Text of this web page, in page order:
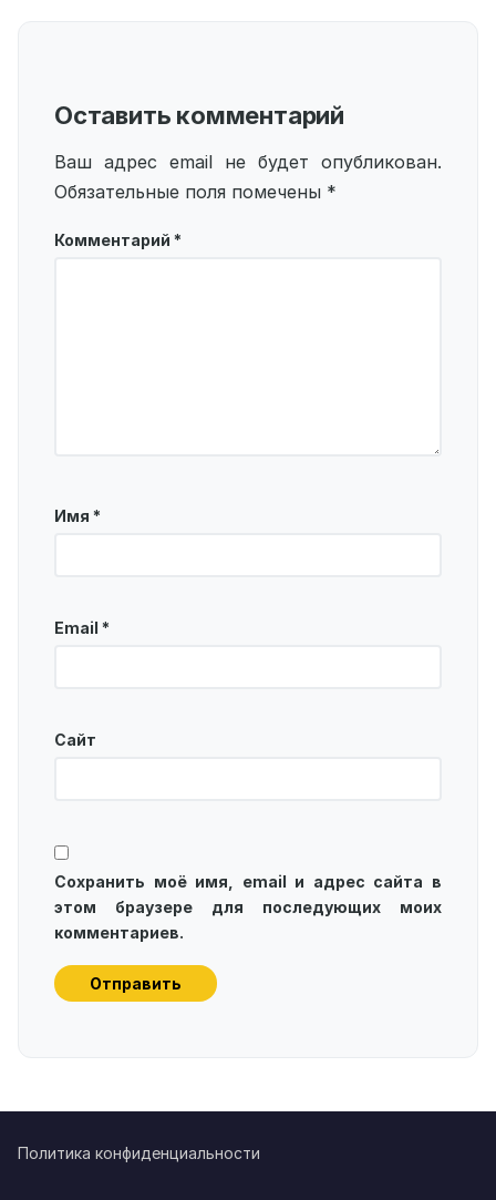
Оставить комментарий
Ваш адрес email не будет опубликован.
Обязательные поля помечены *
Комментарий *
Имя *
Email *
Сайт
Сохранить моё имя, email и адрес сайта в
этом браузере для последующих моих
комментариев.
Политика конфиденциальности